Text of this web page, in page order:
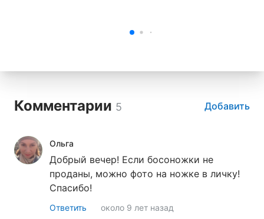
Комментарии 5 Добавить
Ольга
Добрый вечер! Если босоножки не
проданы, можно фото на ножке в личку!
Спасибо!
Ответить около 9 лет назад